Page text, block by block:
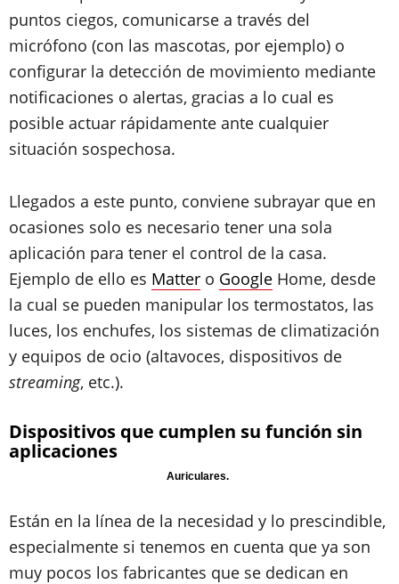
puntos ciegos, comunicarse a través del
micrófono (con las mascotas, por ejemplo) o
configurar la detección de movimiento mediante
notificaciones o alertas, gracias a lo cual es
posible actuar rápidamente ante cualquier
situación sospechosa.
Llegados a este punto, conviene subrayar que en
ocasiones solo es necesario tener una sola
aplicación para tener el control de la casa.
Ejemplo de ello es Matter o Google Home, desde
la cual se pueden manipular los termostatos, las
luces, los enchufes, los sistemas de climatización
y equipos de ocio (altavoces, dispositivos de
streaming, etc.).
Dispositivos que cumplen su función sin
aplicaciones
Auriculares.
Están en la línea de la necesidad y lo prescindible,
especialmente si tenemos en cuenta que ya son
muy pocos los fabricantes que se dedican en